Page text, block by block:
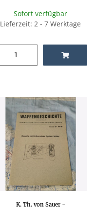
Sofort verfügbar
Lieferzeit: 2 - 7 Werktage
K. Th. von Sauer -